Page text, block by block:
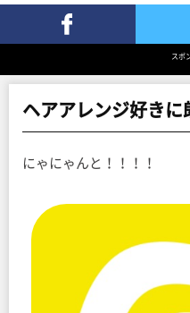
Twitterスポ
ヘアアレンジ好きに
にゃにゃんと！！！！